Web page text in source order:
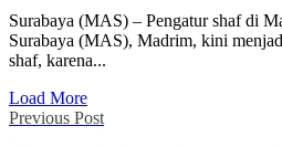
Surabaya (MAS) – Pengatur shaf di
Surabaya (MAS), Madrim, kini
shaf, karena...
Load More
Previous Post